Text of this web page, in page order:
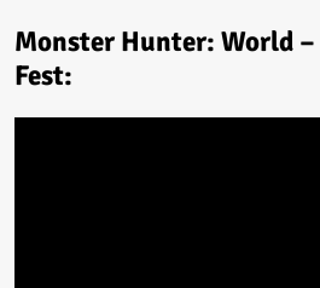
Monster Hunter: World
Fest: